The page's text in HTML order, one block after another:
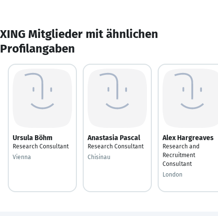
XING Mitglieder mit ähnlichen
Profilangaben
Ursula Böhm
Research Consultant
Vienna
Anastasia Pascal
Research Consultant
Chisinau
Alex Hargreaves
Research and
Recruitment
Consultant
London